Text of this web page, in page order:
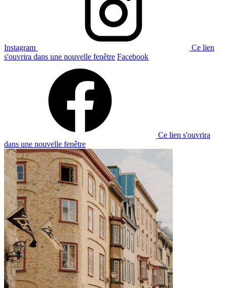
Instagram
Ce lien
s'ouvrira dans une nouvelle fenêtre Facebook
Ce lien s'ouvrira
dans une nouvelle fenêtre